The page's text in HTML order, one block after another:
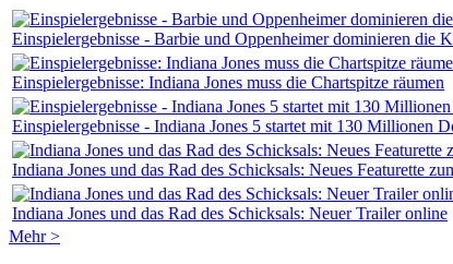
Einspielergebnisse - Barbie und Oppenheimer dominieren die
Einspielergebnisse: Indiana Jones muss die Chartspitze räumen
Einspielergebnisse - Indiana Jones 5 startet mit 130 Millionen
Indiana Jones und das Rad des Schicksals: Neues Featurette
Indiana Jones und das Rad des Schicksals: Neuer Trailer online
Mehr >